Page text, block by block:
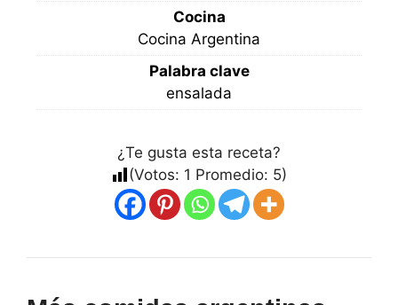
Cocina
Cocina Argentina
Palabra clave
ensalada
¿Te gusta esta receta?
(Votos: 1 Promedio: 5)